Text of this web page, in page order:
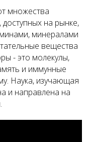
множества
на рынке,
минералами
вещества
- это молекулы,
и иммунные
Наука, изучающая
и направлена на